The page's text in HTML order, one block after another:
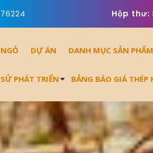
Hộp thư:
DỰ ÁN DANH MỤC SẢN PHẨM
PHÁT TRIỂN BẢNG BÁO GIÁ THÉP